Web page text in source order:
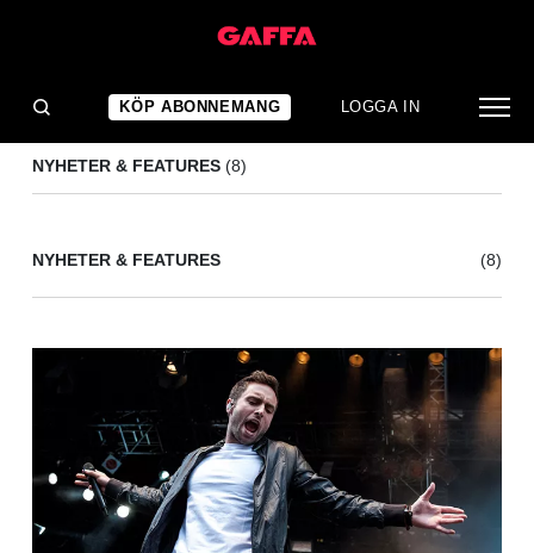
KÖP ABONNEMANG LOGGA IN
NYHETER & FEATURES (8)
NYHETER & FEATURES (8)